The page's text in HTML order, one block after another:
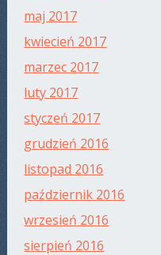
maj 2017
kwiecień 2017
marzec 2017
luty 2017
styczeń 2017
grudzień 2016
listopad 2016
październik 2016
wrzesień 2016
sierpień 2016